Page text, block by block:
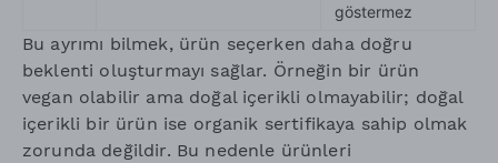
göstermez
Bu ayrımı bilmek, ürün seçerken daha doğru
beklenti oluşturmayı sağlar. Örneğin bir ürün
vegan olabilir ama doğal içerikli olmayabilir; doğal
içerikli bir ürün ise organik sertifikaya sahip olmak
zorunda değildir. Bu nedenle ürünleri